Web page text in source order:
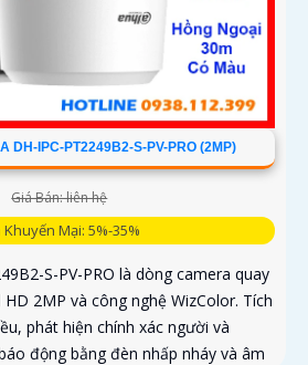
DH-IPC-PT2249B2-S-PV-PRO (2MP)
Giá Bán: liên hệ
Khuyến Mại: 5%-35%
S-PV-PRO là dòng camera quay
2MP và công nghệ WizColor. Tích
phát hiện chính xác người và
động bằng đèn nhấp nháy và âm